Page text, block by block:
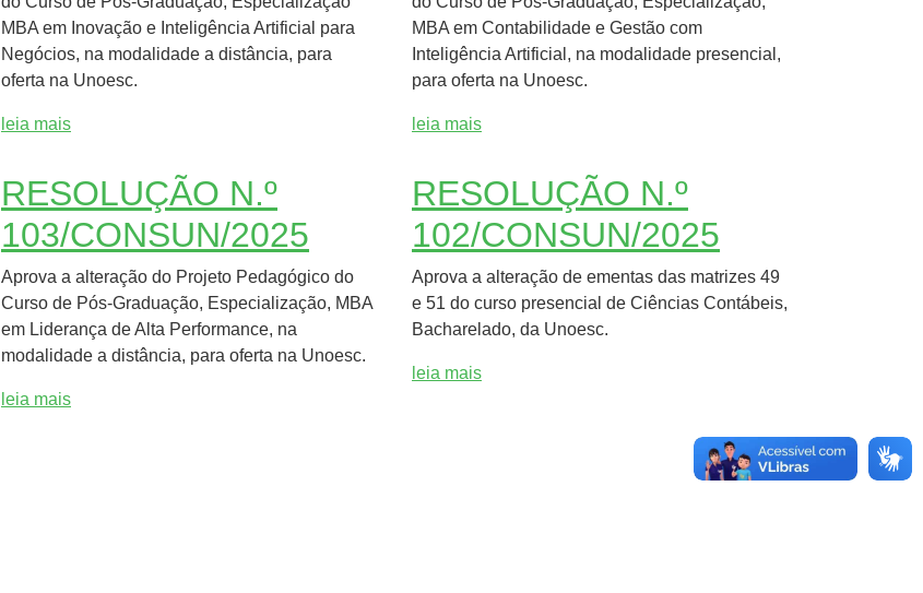
MBA em Inovação e Inteligência Artificial para
Negócios, na modalidade a distância, para
oferta na Unoesc.
leia mais
MBA em Contabilidade e Gestão com
Inteligência Artificial, na modalidade presencial,
para oferta na Unoesc.
leia mais
RESOLUÇÃO N.º
103/CONSUN/2025
Aprova a alteração do Projeto Pedagógico do
Curso de Pós-Graduação, Especialização, MBA
em Liderança de Alta Performance, na
modalidade a distância, para oferta na Unoesc.
leia mais
RESOLUÇÃO N.º
102/CONSUN/2025
Aprova a alteração de ementas das matrizes 49
e 51 do curso presencial de Ciências Contábeis,
Bacharelado, da Unoesc.
leia mais